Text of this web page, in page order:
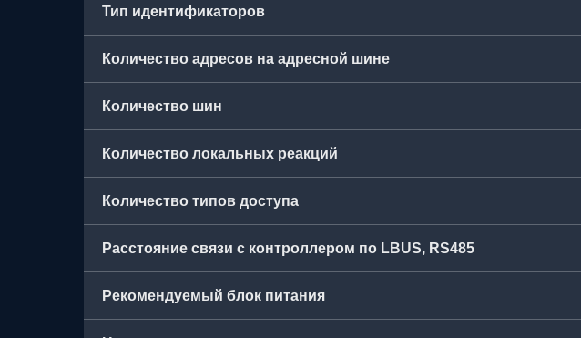
Тип идентификаторов
Количество адресов на адресной шине
Количество шин
Количество локальных реакций
Количество типов доступа
Расстояние связи с контроллером по LBUS, RS485
Рекомендуемый блок питания